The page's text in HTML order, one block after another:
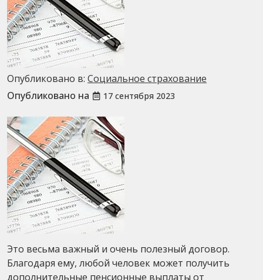
Опубликовано в: Социальное страхование
Опубликовано на
17 сентября 2023
Это весьма важный и очень полезный договор.
Благодаря ему, любой человек может получить
дополнительные пенсионные выплаты от